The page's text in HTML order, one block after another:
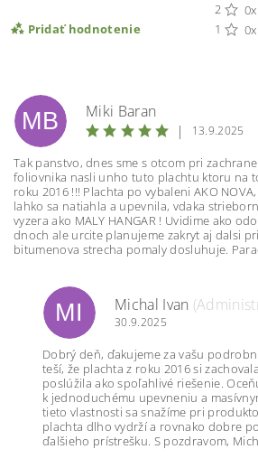
Pridať hodnotenie
2
0x
1
0x
MB
Miki Baran
|
13.9.2025
Tak panstvo, dnes sme s otcom pri
foliovnika nasli unho tuto plachtu ktoru na
roku 2016 !!! Plachta po vybaleni AKO
lahko sa natiahla a upevnila, vdaka
vyzera ako MALY HANGAR ! Uvidime ako
dnoch ale urcite planujeme zakryt aj dalsi
bitumenova strecha pomaly dosluhuje.
MI Michal Ivan
30.9.2025
Dobrý deň, ďakujeme za vašu
teší, že plachta z roku 2016 si
poslúžila ako spoľahlivé riešenie.
k jednoduchému upevneniu a
tieto vlastnosti sa snažíme pri
plachta dlho vydrží a rovnako dobre
ďalšieho prístrešku. S pozdravom,